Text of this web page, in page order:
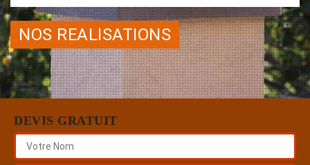
NOS REALISATIONS
DEVIS GRATUIT